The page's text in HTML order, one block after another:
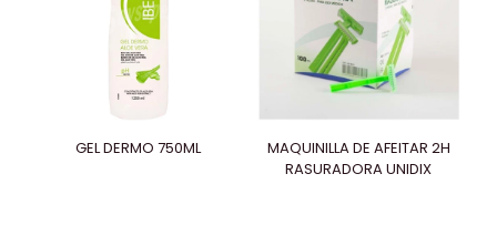
GEL DERMO 750ML
MAQUINILLA DE AFEITAR 2H
RASURADORA UNIDIX